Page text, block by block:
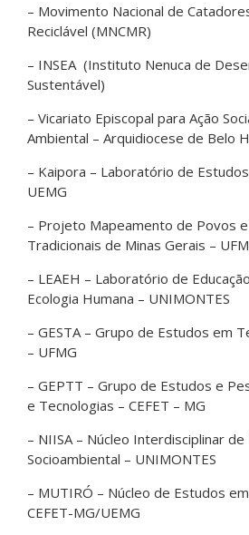
– Movimento Nacional de
Reciclável (MNCMR)
– INSEA (Instituto Nenuca de
Sustentável)
– Vicariato Episcopal para Ação
Ambiental – Arquidiocese de Belo
– Kaipora – Laboratório de
UEMG
– Projeto Mapeamento de Povos
Tradicionais de Minas Gerais –
– LEAEH – Laboratório de
Ecologia Humana – UNIMONTES
– GESTA – Grupo de Estudos em
– UFMG
– GEPTT – Grupo de Estudos e
e Tecnologias – CEFET – MG
– NIISA – Núcleo Interdisciplinar
Socioambiental – UNIMONTES
– MUTIRÓ – Núcleo de Estudos
CEFET-MG/UEMG